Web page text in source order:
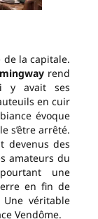
de la capitale.
rend
y avait ses
en cuir
évoque
s’être arrêté.
devenus des
amateurs du
une
en fin de
véritable
Vendôme.